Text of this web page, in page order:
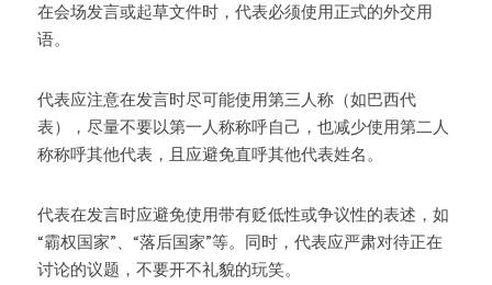
在会场发言或起草文件时，代表必须使用正式的外交用
语。
代表应注意在发言时尽可能使用第三人称（如巴西代
表），尽量不要以第一人称称呼自己，也减少使用第二人
称称呼其他代表，且应避免直呼其他代表姓名。
代表在发言时应避免使用带有贬低性或争议性的表述，如
“霸权国家”、“落后国家”等。同时，代表应严肃对待正在
讨论的议题，不要开不礼貌的玩笑。